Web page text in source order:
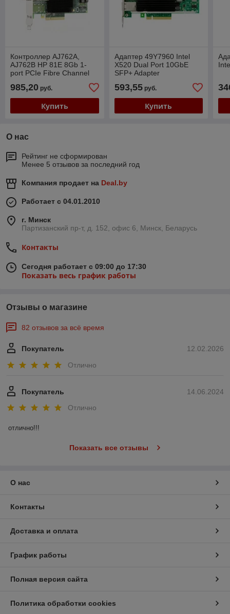
Контроллер AJ762A,
AJ762B HP 81E 8Gb 1-
port PCIe Fibre Channel
985,20 руб.
Купить
Адаптер 49Y7960 Intel
X520 Dual Port 10GbE
SFP+ Adapter
593,55руб.
Купить
О нас
Рейтинг не сформирован
Менее 5 отзывов за последний год
Компания продает на Deal.by
Работает с 04.01.2010
г. Минск
Партизанский пр-т, д. 152, офис 6, Минск, Беларусь
Контакты
Сегодня работает с 09:00 до 17:30
Показать весь график работы
Отзывы о магазине
82 отзывов за всё время
12.02.2026
Покупатель
Отлично
14.06.2024
Покупатель
Отлично
отлично!!!
Показать все отзывы
О нас
Контакты
Доставка и оплата
График работы
Полная версия сайта
Политика обработки cookies